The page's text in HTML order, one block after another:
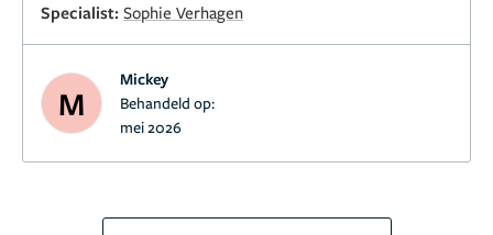
Specialist: Sophie Verhagen
M
Mickey
Behandeld op:
mei 2026